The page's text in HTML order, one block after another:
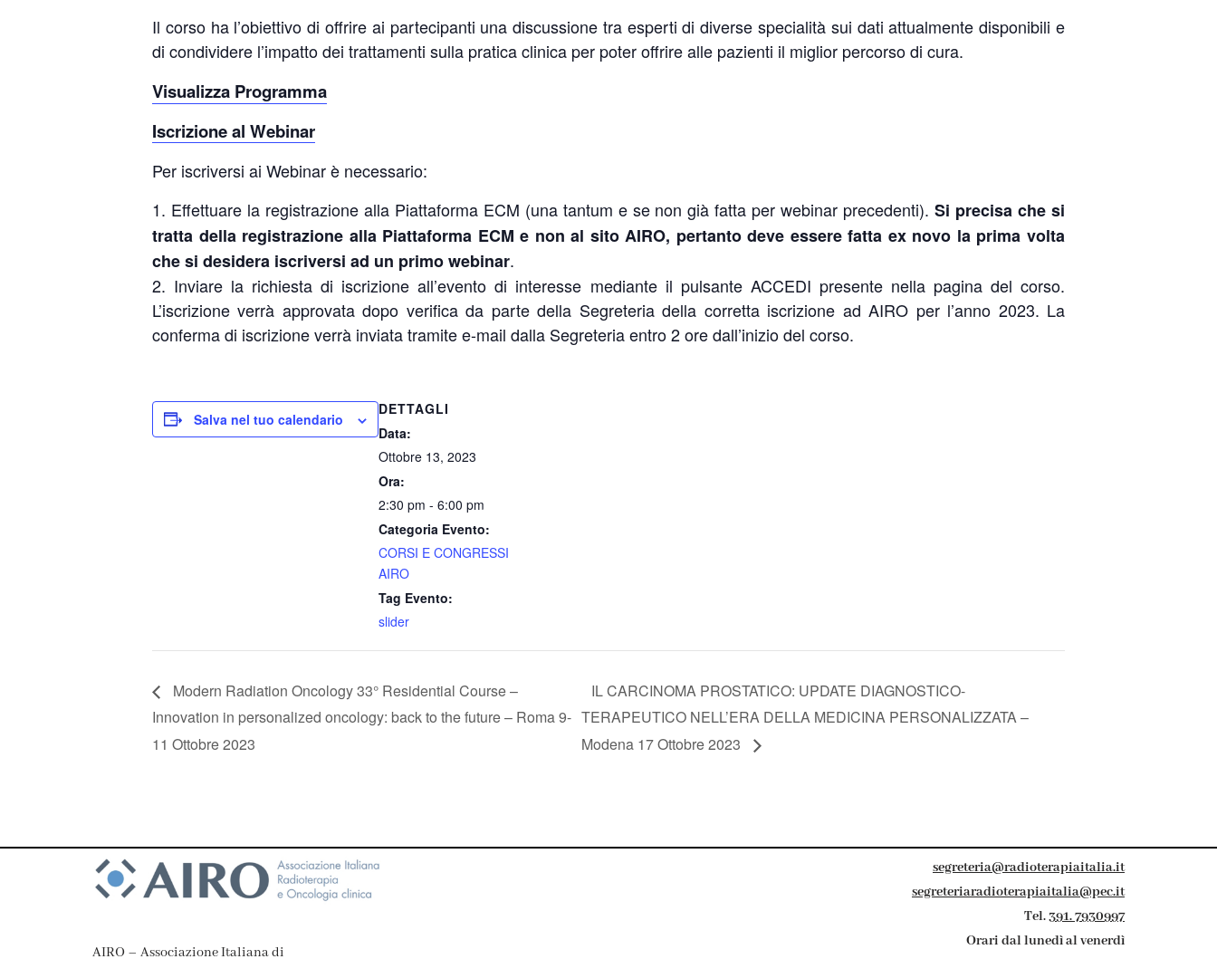
Il corso ha l’obiettivo di offrire ai partecipanti una discussione tra esperti di diverse specialità sui dati attualmente disponibili e
di condividere l’impatto dei trattamenti sulla pratica clinica per poter offrire alle pazienti il miglior percorso di cura.
Visualizza Programma
Iscrizione al Webinar
Per iscriversi ai Webinar è necessario:
Effettuare la registrazione alla Piattaforma ECM (una tantum e se non già fatta per webinar precedenti).Si precisa che si
tratta della registrazione alla Piattaforma ECM e non al sito AIRO, pertanto deve essere fatta ex novo la prima volta
che si desidera iscriversi ad un primo webinar.
Inviare la richiesta di iscrizione all’evento di interesse mediante il pulsante ACCEDI presente nella pagina del corso.
L’iscrizione verrà approvata dopo verifica da parte della Segreteria della corretta iscrizione ad AIRO per l’anno 2023. La
conferma di iscrizione verrà inviata tramite e-mail dalla Segreteria entro 2 ore dall’inizio del corso.
Salva nel tuo calendario
DETTAGLI
Data:
Ottobre 13, 2023
Ora:
2:30 pm - 6:00 pm
Categoria Evento:
CORSI E CONGRESSI
AIRO
Tag Evento:
slider
Modern Radiation Oncology 33° Residential Course –
Innovation in personalized oncology: back to the future – Roma 9-
11 Ottobre 2023
IL CARCINOMA PROSTATICO: UPDATE DIAGNOSTICO-
TERAPEUTICO NELL’ERA DELLA MEDICINA PERSONALIZZATA –
Modena 17 Ottobre 2023
AIRO – Associazione Italiana di
segreteria@radioterapiaitalia.it
segreteriaradioterapiaitalia@pec.it
Tel.391. 7930997
Orari dal lunedì al venerdì